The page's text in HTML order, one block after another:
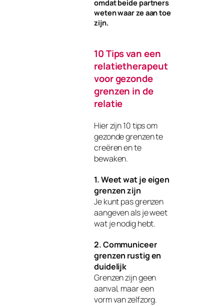
omdat beide partners
weten waar ze aan toe
zijn.
10 Tips van een
relatietherapeut
voor gezonde
grenzen in de
relatie
Hier zijn 10 tips om
gezonde grenzen te
creëren en te
bewaken.
1. Weet wat je eigen
grenzen zijn
Je kunt pas grenzen
aangeven als je weet
wat je nodig hebt.
2. Communiceer
grenzen rustig en
duidelijk
Grenzen zijn geen
aanval, maar een
vorm van zelfzorg.